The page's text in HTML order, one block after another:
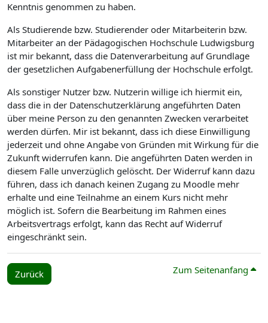
Kenntnis genommen zu haben.
Als Studierende bzw. Studierender oder Mitarbeiterin bzw.
Mitarbeiter an der Pädagogischen Hochschule Ludwigsburg
ist mir bekannt, dass die Datenverarbeitung auf Grundlage
der gesetzlichen Aufgabenerfüllung der Hochschule erfolgt.
Als sonstiger Nutzer bzw. Nutzerin willige ich hiermit ein,
dass die in der Datenschutzerklärung angeführten Daten
über meine Person zu den genannten Zwecken verarbeitet
werden dürfen. Mir ist bekannt, dass ich diese Einwilligung
jederzeit und ohne Angabe von Gründen mit Wirkung für die
Zukunft widerrufen kann. Die angeführten Daten werden in
diesem Falle unverzüglich gelöscht. Der Widerruf kann dazu
führen, dass ich danach keinen Zugang zu Moodle mehr
erhalte und eine Teilnahme an einem Kurs nicht mehr
möglich ist. Sofern die Bearbeitung im Rahmen eines
Arbeitsvertrags erfolgt, kann das Recht auf Widerruf
eingeschränkt sein.
Zurück Zum Seitenanfang